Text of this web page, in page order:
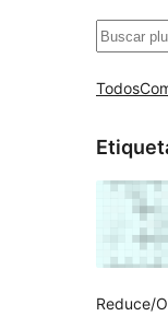
Buscar
Todos
Reduce/